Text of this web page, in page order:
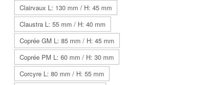
Clairvaux L: 130 mm / H: 45 mm
Claustra L: 55 mm / H: 40 mm
Coprée GM L: 85 mm / H: 45 mm
Coprée PM L: 60 mm / H: 30 mm
Corcyre L: 80 mm / H: 55 mm